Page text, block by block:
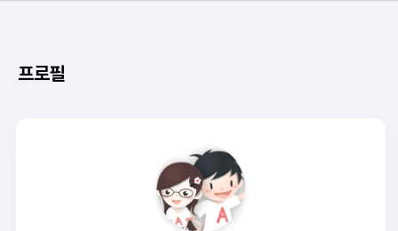
프로필